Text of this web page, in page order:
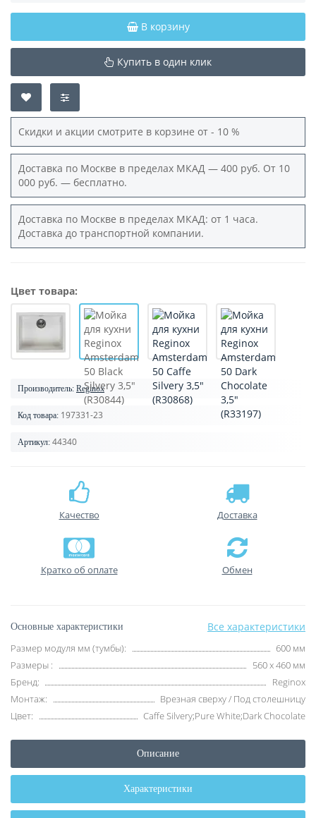
В корзину
Купить в один клик
Скидки и акции смотрите в корзине от - 10 %
Доставка по Москве в пределах МКАД — 400 руб. От 10
000 руб. — бесплатно.
Доставка по Москве в пределах МКАД: от 1 часа.
Доставка до транспортной компании.
Цвет товара:
Производитель: Reginox
Код товара: 197331-23
Артикул: 44340
Качество Доставка
Кратко об оплате Обмен
Основные характеристики Все характеристики
Размер модуля мм (тумбы):
600 мм
Размеры :
560 х 460 мм
Бренд:
Reginox
Монтаж:
Врезная сверху / Под столешницу
Цвет:
Caffe Silvery;Pure White;Dark Chocolate
Описание
Характеристики